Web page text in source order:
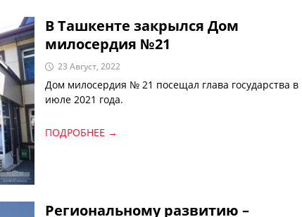
В Ташкенте закрылся Дом
милосердия №21
23 Август, 2022
Дом милосердия № 21 посещал глава государства в
июле 2021 года.
ПОДРОБНЕЕ →
Региональному развитию –